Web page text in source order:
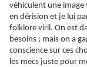
véhiculent une image
en dérision et je lui
folklore viril. On est
besoins ; mais on a
conscience sur ces
les mecs juste pour